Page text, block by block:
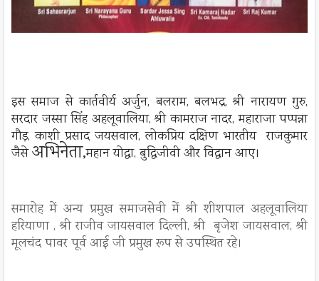
इस समाज से कार्तवीर्य अर्जुन, बलराम, बलभद्र, श्री नारायण गुरु,
सरदार जस्सा सिंह अहलूवालिया, श्री कामराज नादर, महाराजा पप्पन्ना
गौड़, काशी प्रसाद जयसवाल, लोकप्रिय दक्षिण भारतीय राजकुमार
जैसेअभिनेता,महान योद्धा, बुद्धिजीवी और विद्वान आए।
समारोह में अन्य प्रमुख समाजसेवी में श्री शीशपाल अहलूवालिया
हरियाणा , श्री राजीव जायसवाल दिल्ली, श्री बृजेश जायसवाल, श्री
मूलचंद पावर पूर्व आई जी प्रमुख रूप से उपस्थित रहे।